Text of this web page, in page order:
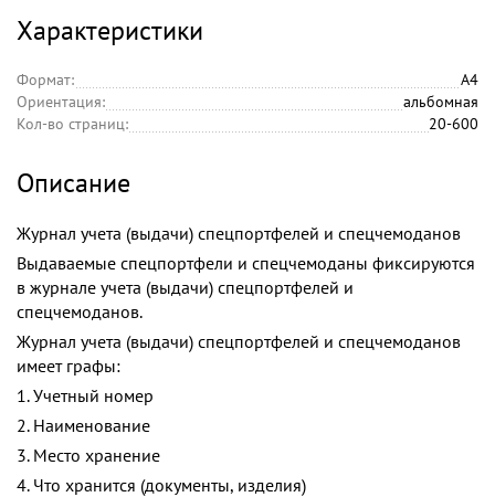
Характеристики
Формат:
А4
Ориентация:
альбомная
Кол-во страниц:
20-600
Описание
Журнал учета (выдачи) спецпортфелей и спецчемоданов
Выдаваемые спецпортфели и спецчемоданы фиксируются
в журнале учета (выдачи) спецпортфелей и
спецчемоданов.
Журнал учета (выдачи) спецпортфелей и спецчемоданов
имеет графы:
1. Учетный номер
2. Наименование
3. Место хранение
4. Что хранится (документы, изделия)